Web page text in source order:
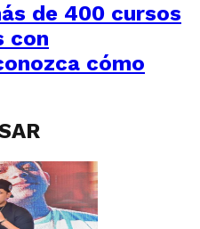
de 400 cursos
con
cómo